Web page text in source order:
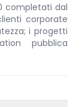
completati dal
corporate
i progetti
pubblica